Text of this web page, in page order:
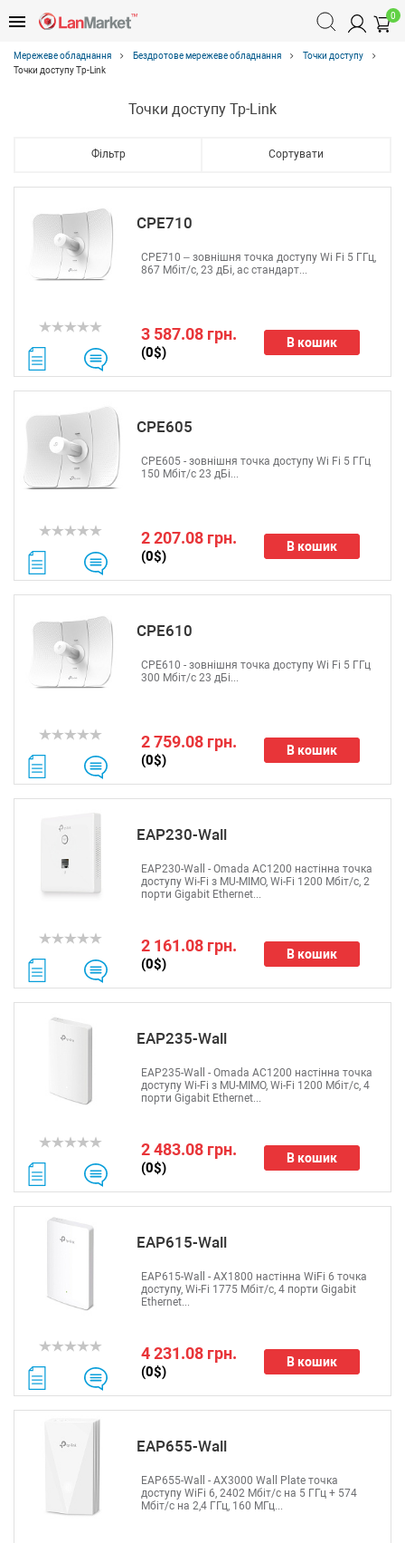
0
Мережеве обладнання Бездротове мережеве обладнання
Точки доступу
Точки доступу Tp-Link
Точки доступу Tp-Link
Фільтр Сортувати
CPE710
3 587.08 грн.
(0$)
В кошик
CPE710 – зовнішня точка доступу Wi Fi 5 ГГц,
867 Мбіт/с, 23 дБі, ас стандарт...
CPE605
2 207.08 грн.
(0$)
В кошик
CPE605 - зовнішня точка доступу Wi Fi 5 ГГц
150 Мбіт/с 23 дБі...
CPE610
2 759.08 грн.
(0$)
В кошик
CPE610 - зовнішня точка доступу Wi Fi 5 ГГц
300 Мбіт/с 23 дБі...
EAP230-Wall
2 161.08 грн.
(0$)
В кошик
EAP230-Wall - Omada AC1200 настінна точка
доступу Wi-Fi з MU-MIMО, Wi-Fi 1200 Мбіт/с, 2
порти Gigabit Ethernet...
EAP235-Wall
2 483.08 грн.
(0$)
В кошик
EAP235-Wall - Omada AC1200 настінна точка
доступу Wi-Fi з MU-MIMО, Wi-Fi 1200 Мбіт/с, 4
порти Gigabit Ethernet...
EAP615-Wall
4 231.08 грн.
(0$)
В кошик
EAP615-Wall - AX1800 настінна WiFi 6 точка
доступу, Wi-Fi 1775 Мбіт/с, 4 порти Gigabit
Ethernet...
EAP655-Wall
EAP655-Wall - AX3000 Wall Plate точка
доступу WiFi 6, 2402 Мбіт/с на 5 ГГц + 574
Мбіт/с на 2,4 ГГц, 160 МГц...